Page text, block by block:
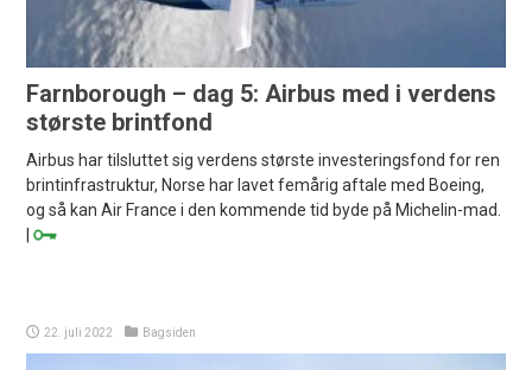
Farnborough – dag 5: Airbus med i verdens
største brintfond
Airbus har tilsluttet sig verdens største investeringsfond for ren
brintinfrastruktur, Norse har lavet femårig aftale med Boeing,
og så kan Air France i den kommende tid byde på Michelin-mad.
|
22. juli 2022 Bagsiden